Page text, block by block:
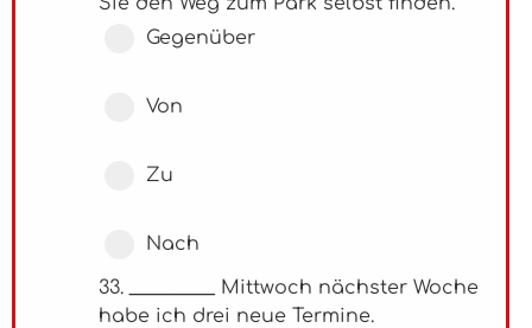
Gegenüber
Von
Zu
Nach
33. _________ Mittwoch nächster Woche
habe ich drei neue Termine.